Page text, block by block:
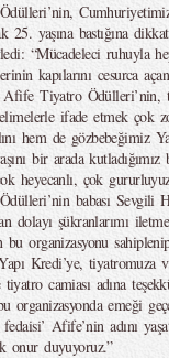
25. yaşına bastığına
“Mücadeleci ruhuyla
kapılarını cesurca
Afife Tiyatro Ödülleri’nin,
ifade etmek çok
hem de gözbebeğimiz
bir arada kutladığımız
heyecanlı, çok
babası Sevgili
dolayı şükranlarımı
organizasyonu
Yapı Kredi’ye, tiyatromuza
camiası adına
organizasyonda emeği
Afife’nin adını
onur duyuyoruz.”